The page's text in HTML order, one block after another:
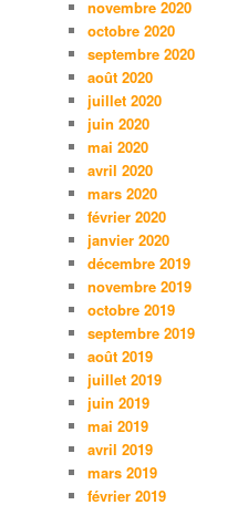
novembre 2020
octobre 2020
septembre 2020
août 2020
juillet 2020
juin 2020
mai 2020
avril 2020
mars 2020
février 2020
janvier 2020
décembre 2019
novembre 2019
octobre 2019
septembre 2019
août 2019
juillet 2019
juin 2019
mai 2019
avril 2019
mars 2019
février 2019